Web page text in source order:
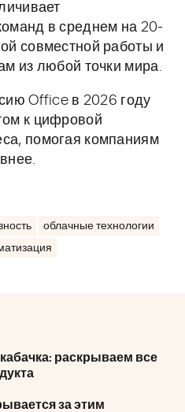
в среднем на 20-
совместной работы и
из любой точки мира.
Office в 2026 году
к цифровой
помогая компаниям
облачные технологии
раскрываем все
за этим